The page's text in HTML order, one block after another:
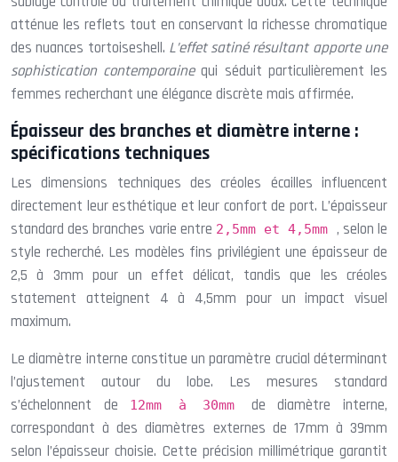
atténue les reflets tout en conservant la richesse chromatique
des nuances tortoiseshell. L’effet satiné résultant apporte une
sophistication contemporainequi séduit particulièrement les
femmes recherchant une élégance discrète mais affirmée.
Épaisseur des branches et diamètre interne :
spécifications techniques
Les dimensions techniques des créoles écailles influencent
directement leur esthétique et leur confort de port. L’épaisseur
standard des branches varie entre 2,5mm et 4,5mm , selon le
style recherché. Les modèles fins privilégient une épaisseur de
2,5 à 3mm pour un effet délicat, tandis que les créoles
statement atteignent 4 à 4,5mm pour un impact visuel
maximum.
Le diamètre interne constitue un paramètre crucial déterminant
l’ajustement autour du lobe. Les mesures standard
s’échelonnent de
12mm à 30mm de diamètre interne,
correspondant à des diamètres externes de 17mm à 39mm
selon l’épaisseur choisie. Cette précision millimétrique garantit